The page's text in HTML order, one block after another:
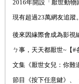
2016年開設「厭世動物
現有超過23萬網友追蹤。
後來因緣際會成為影視
ㄅ事，天天都厭世~ 【#
文集《厭世女兒：你難
節目《按下任意鍵》、